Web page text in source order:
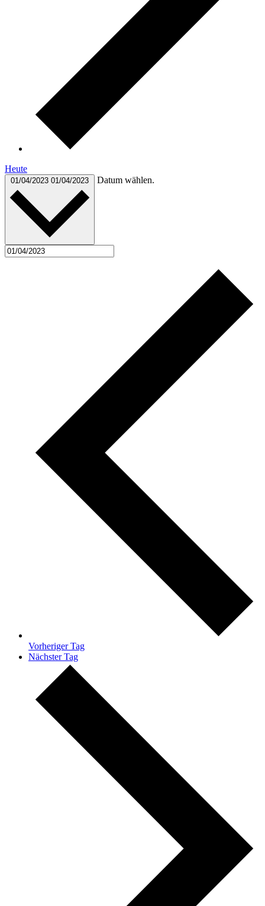
Heute
01/04/2023 01/04/2023 Datum wählen.
Vorheriger Tag
Nächster Tag